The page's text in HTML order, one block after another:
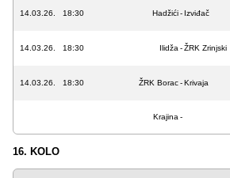
14.03.26. 18:30 Hadžići- Izviđač
14.03.26. 18:30 Ilidža -ŽRK Zrinjski
14.03.26. 18:30 ŽRK Borac-Krivaja
Krajina -
16. KOLO